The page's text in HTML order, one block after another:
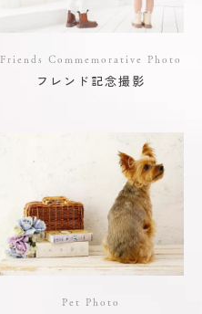
Friends Commemorative Photo
フレンド記念撮影
Pet Photo